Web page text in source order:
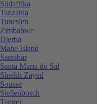
Südafrika
Tanzania
Tunesien
Zimbabwe
Djerba
Mahe Island
Sansibar
Santa Maria do Sal
Sheikh Zayed
Sousse
Stellenbosch
Tanger